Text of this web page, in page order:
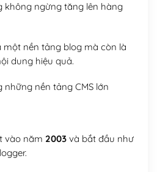
không ngừng tăng lên hàng
một nền tảng blog mà còn là
dung hiệu quả.
nền tảng CMS lớn
vào năm 2003và bắt đầu như